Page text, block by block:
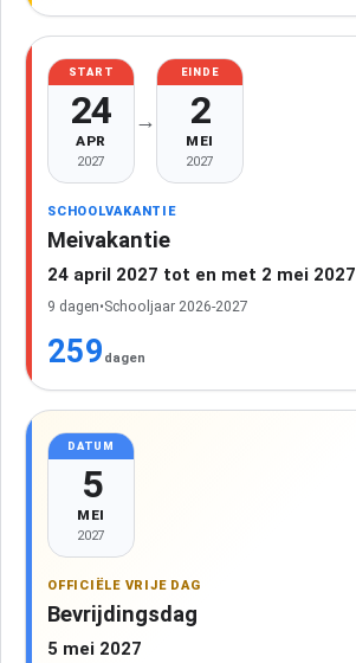
START
24
APR
2027
→
EINDE
2
MEI
2027
SCHOOLVAKANTIE
Meivakantie
24 april 2027 tot en met 2 mei 2027
9 dagen•Schooljaar 2026-2027
259 dagen
DATUM
5
MEI
2027
OFFICIËLE VRIJE DAG
Bevrijdingsdag
5 mei 2027